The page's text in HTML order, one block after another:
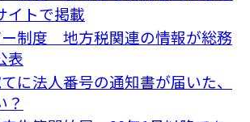
イトで掲載
ー制度 地方税関連の情報が総務
表
に法人番号の通知書が届いた、
？